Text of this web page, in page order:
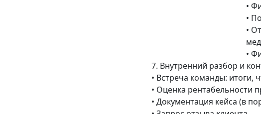
•
•
•
•
7. Внутренний разбор и
• Встреча команды: итоги,
• Оценка рентабельности
• Документация кейса (в